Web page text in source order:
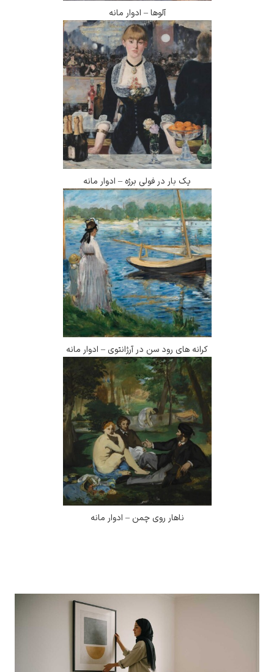
آلوها – ادوار مانه
یک بار در فولی برژه – ادوار مانه
کرانه های رود سن در آرژانتوی – ادوار مانه
ناهار روی چمن – ادوار مانه